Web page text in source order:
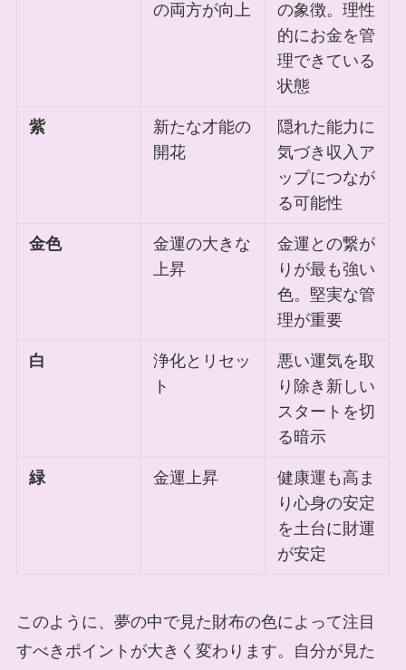
の両方が向上
の象徴。理性
的にお金を管
理できている
状態
紫
新たな才能の
開花
隠れた能力に
気づき収入ア
ップにつなが
る可能性
金色
金運の大きな
上昇
金運との繋が
りが最も強い
色。堅実な管
理が重要
白
浄化とリセッ
ト
悪い運気を取
り除き新しい
スタートを切
る暗示
緑 金運上昇
健康運も高ま
り心身の安定
を土台に財運
が安定
このように、夢の中で見た財布の色によって注目
すべきポイントが大きく変わります。自分が見た